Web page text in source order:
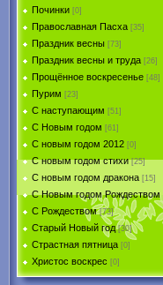
Починки [0]
Православная Пасха [35]
Праздник весны [73]
Праздник весны и труда [26]
Прощённое воскресенье [48]
Пурим [23]
C наступающим [51]
С Новым годом [61]
С новым годом 2012 [0]
С новым годом стихи [25]
С новым годом дракона [15]
C Новым годом Рождеством
С Рождеством [73]
Старый Новый год [30]
Страстная пятница [0]
Христоc воскрес [0]